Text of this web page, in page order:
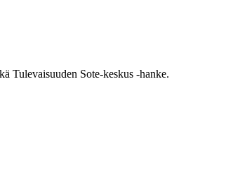
Tulevaisuuden Sote-keskus -hanke.